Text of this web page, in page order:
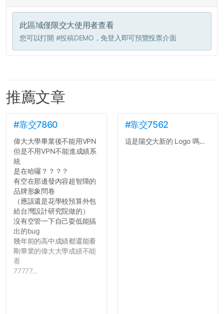
此區域僅限交大使用者查看
您可以打開 #投稿DEMO ，免登入即可預覽投票介面
推薦文章
#靠交7860
偉大大學畢業後不能用VPN
但是不用VPN不能進成績系
統
是在哈囉？？？？
有空在那邊發內容超智障的
品牌形象問卷
（應該還是花學校預算外包
給台灣設計研究院做的）
沒有空管一下自己耍低能搞
出的bug
幾年前的高中成績都還能看
剛畢業的偉大大學成績不能
看
77777...
#靠交7562
這是陽交大新的 Logo 嗎...